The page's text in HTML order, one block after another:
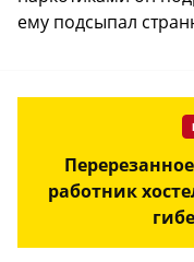
ему подсыпал
работник